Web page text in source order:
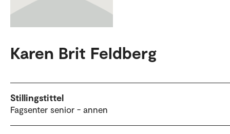
Karen Brit Feldberg
Stillingstittel
Fagsenter senior - annen